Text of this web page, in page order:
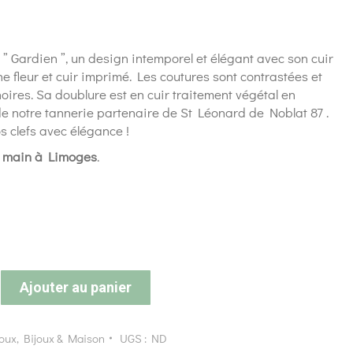
Gardien ”, un design intemporel et élégant avec son cuir
fleur et cuir imprimé. Les coutures sont contrastées et
Sa doublure est en cuir traitement végétal en
notre tannerie partenaire de St Léonard de Noblat 87 .
clefs avec élégance !
à Limoges.
Ajouter au panier
, Bijoux & Maison UGS : ND